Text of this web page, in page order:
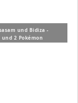
und Bidiza -
2 Pokémon